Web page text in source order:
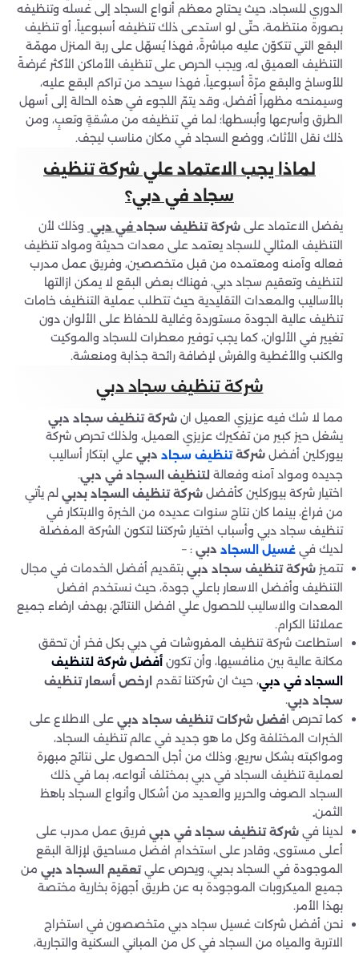
الدوري للسجاد، حيث يحتاج معظم أنواع السجاد إلى غسله وتنظيفه
بصورة منتظمة، حتّى لو استدعى ذلك تنظيفه أسبوعياً، أو تنظيف
البقع التي تتكوّن عليه مباشرةً، فهذا يُسهّل على ربة المنزل مهمّة
التنظيف العميق له، ويجب الحرص على تنظيف الأماكن الأكثر عُرضةً
للأوساخ والبقع مرّةً أسبوعياً، فهذا سيحد من تراكم البقع عليه،
وسيمنحه مظهراً أفضل، وقد يتمّ اللجوء في هذه الحالة إلى أسهل
الطرق وأسرعها وأبسطها؛ لما في تنظيفه من مشقةٍ وتعبٍ، ومن
ذلك نقل الأثاث، ووضع السجاد في مكان مناسب ليجف.
لماذا يجب الاعتماد علي شركة تنظيف
سجاد في دبي؟
يفضل الاعتماد على شركةتنظيف سجاد في دبي وذلك لأن
التنظيف المثالي للسجاد يعتمد على معدات حديثة ومواد تنظيف
فعاله وآمنه ومعتمده من قبل متخصصين، وفريق عمل مدرب
لتنظيف وتعقيم سجاد دبي، فهناك بعض البقع لا يمكن ازالتها
بالأساليب والمعدات التقليدية حيث تتطلب عملية التنظيف خامات
تنظيف عالية الجودة مستوردة وغالية للحفاظ على الألوان دون
تغيير في الألوان، كما يجب توفير معطرات للسجاد والموكيت
والكنب والأغطية والفرش لإضافة رائحة جذابة ومنعشة.
شركة تنظيف سجاد دبي
مما لا شك فيه عزيزي العميل ان شركة تنظيف سجاد دبي
يشغل حيز كبير من تفكيرك عزيزي العميل، ولذلك تحرص شركة
بيوركلين أفضل شركةتنظيف سجاد دبي علي ابتكار أساليب
جديده ومواد آمنه وفعالة لتنظيف السجاد في دبي.
اختيار شركة بيوركلين كأفضل شركة تنظيف السجاد بدبي لم يأتي
من فراغ، بينما كان نتاج سنوات عديده من الخبرة والابتكار في
تنظيف سجاد دبي وأسباب اختيار شركتنا لتكون الشركة المفضلة
لديك في غسيل السجاد دبي : –
تتميز شركة تنظيف سجاد دبي بتقديم أفضل الخدمات في مجال
التنظيف وأفضل الاسعار باعلي جودة، حيث نستخدم افضل
المعدات والاساليب للحصول علي افضل النتائج، بهدف ارضاء جميع
عملائنا الكرام.
استطاعت شركة تنظيف المفروشات في دبي بكل فخر أن تحقق
مكانة عالية بين منافسيها، وأن تكون أفضل شركة لتنظيف
السجاد في دبي، حيث ان شركتنا تقدم ارخص أسعار تنظيف
سجاد دبي.
كما تحرص افضل شركات تنظيف سجاد دبي على الاطلاع على
الخبرات المختلفة وكل ما هو جديد في عالم تنظيف السجاد،
ومواكبته بشكل سريع، وذلك من أجل الحصول على نتائج مبهرة
لعملية تنظيف السجاد في دبي بمختلف أنواعه، بما في ذلك
السجاد الصوف والحرير والعديد من أشكال وأنواع السجاد باهظ
الثمن.
لدينا في شركة تنظيف سجاد في دبي فريق عمل مدرب على
أعلى مستوى، وقادر على استخدام افضل مساحيق لإزالة البقع
الموجودة في السجاد بدبي، ويحرص عليتعقيم السجاد دبي من
جميع الميكروبات الموجودة به عن طريق أجهزة بخارية مختصة
بهذا الأمر.
نحن أفضل شركات غسيل سجاد دبي متخصصون في استخراج
الاتربة والمياه من السجاد في كل من المباني السكنية والتجارية،